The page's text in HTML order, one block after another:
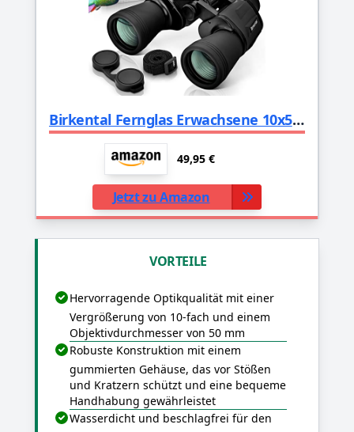
Birkental Fernglas Erwachsene 10x50 inkl. Zubehör-Anfänger und Profis-HD Zoom,wasserdicht,leicht,kompakt-auch für Brillenträger-breites Sichtfeld Feldstecher-Jagd,Vogelbeobachtung,Astronomie,(Schwarz)
49,95 €
Jetzt zu Amazon
VORTEILE
Hervorragende Optikqualität mit einer
Vergrößerung von 10-fach und einem
Objektivdurchmesser von 50 mm
Robuste Konstruktion mit einem
gummierten Gehäuse, das vor Stößen
und Kratzern schützt und eine bequeme
Handhabung gewährleistet
Wasserdicht und beschlagfrei für den